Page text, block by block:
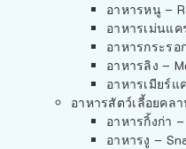
อาหารหนู –
อาหารเม่นแค
อาหารกระรอ
อาหารลิง –
อาหารเมียร์แ
อาหารสัตว์เลี้อยคล
อาหารกิ้งก่า
อาหารงู –